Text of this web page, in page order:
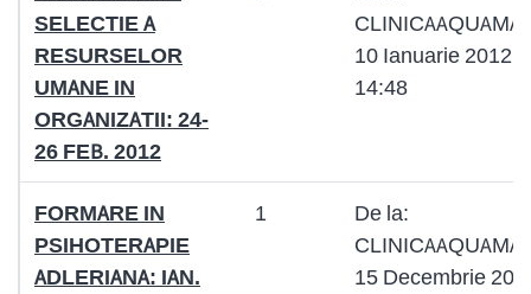
SELECTIE A
RESURSELOR
UMANE IN
ORGANIZATII: 24-
26 FEB. 2012
10 Ianuarie 2012
14:48
FORMARE IN
PSIHOTERAPIE
ADLERIANA: IAN.
1
De la:
15 Decembrie